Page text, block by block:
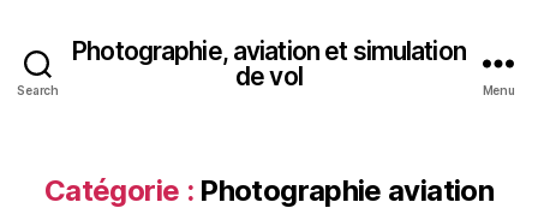
Search
Photographie, aviation et simulation
de vol
Menu
Catégorie : Photographie aviation